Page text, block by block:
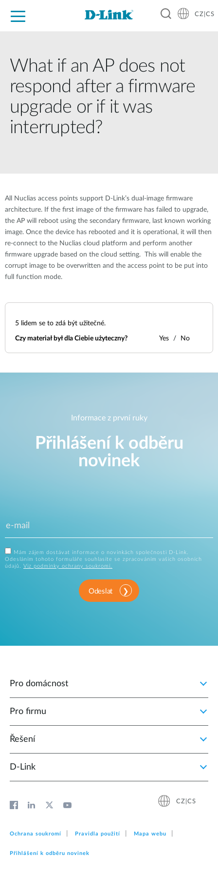
CZ|CS
What if an AP does not
respond after a firmware
upgrade or if it was
interrupted?
All Nuclias access points support D-Link’s dual-image firmware
architecture. If the first image of the firmware has failed to upgrade,
the AP will reboot using the secondary firmware, last known working
image. Once the device has rebooted and it is operational, it will then
re-connect to the Nuclias cloud platform and perform another
firmware upgrade based on the cloud setting. This will enable the
corrupt image to be overwritten and the access point to be put into
full function mode.
5 lidem se to zdá být užitečné.
Czy materiał był dla Ciebie użyteczny? Yes No
Informace z první ruky
Přihlášení k odběru
novinek
Mám zájem dostávat informace o novinkách společnosti D-Link.
Odesláním tohoto formuláře souhlasíte se zpracováním vašich osobních
údajů. Viz podmínky ochrany soukromí.
Odeslat
Pro domácnost
Pro firmu
Řešení
D‑Link
CZ|CS
Ochrana soukromí Pravidla použití Mapa webu
Přihlášení k odběru novinek